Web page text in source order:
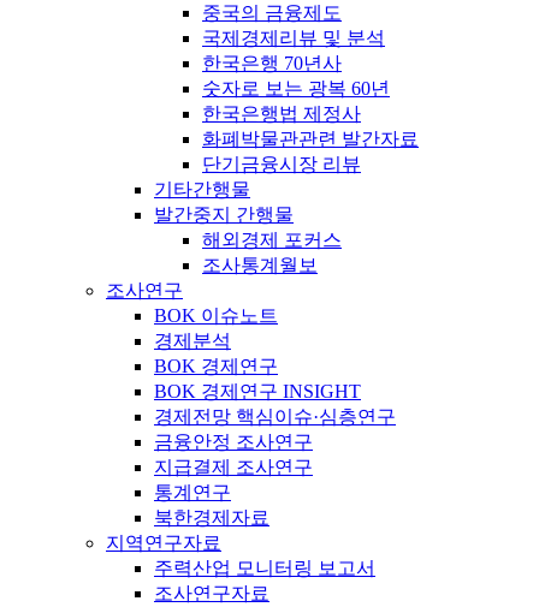
중국의 금융제도
국제경제리뷰 및 분석
한국은행 70년사
숫자로 보는 광복 60년
한국은행법 제정사
화폐박물관관련 발간자료
단기금융시장 리뷰
기타간행물
발간중지 간행물
해외경제 포커스
조사통계월보
조사연구
BOK 이슈노트
경제분석
BOK 경제연구
BOK 경제연구 INSIGHT
경제전망 핵심이슈·심층연구
금융안정 조사연구
지급결제 조사연구
통계연구
북한경제자료
지역연구자료
주력산업 모니터링 보고서
조사연구자료